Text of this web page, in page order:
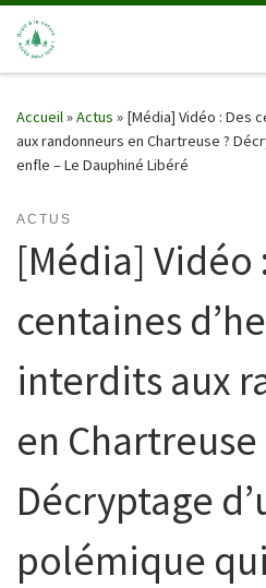
Passer au contenu
Accueil»Actus » [Média] Vidéo : Des
aux randonneurs en Chartreuse ?
enfle – Le Dauphiné Libéré
ACTUS
[Média] Vidéo
centaines
interdits aux
en Chartreuse
Décryptage
polémique